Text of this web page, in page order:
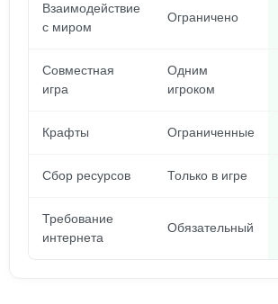
Взаимодействие
с миром
Ограничено
Совместная
игра
Одним
игроком
Крафты Ограниченные
Сбор ресурсов Только в игре
Требование
интернета
Обязательный